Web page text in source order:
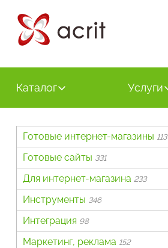
Каталог Услуги
Готовые интернет-магазины 113
Готовые сайты 331
Для интернет-магазина 233
Инструменты 346
Интеграция 98
Маркетинг, реклама 152